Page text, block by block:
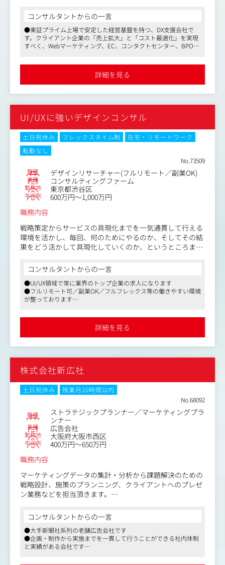
ンサルタント、医療従事者等）と協働する環境
●マーケターと並走し、各ステークホルダーに最適な情
報・薬剤・治療を届けることで、医療全体に貢献
【仕事内容（変更の範囲）】会社の定める業務
タを分析し、最新の分析スキルと課題発見・提案能力を伸
ばすことができる職種です。
入社後は分析を行う部分だけでなく、分析結果をクライア
ントへ報告する部分も担当いただき、
将来的にはクライアントとのコミュニケーション窓口とし
分も担当いただきます。
入社初日はオフィスへ出社となりますが、その後は基本在
【業務内容】
・CRMデータを対象としたSQLでの分析、Pythonを使った
機械学習モデルの構築
・分析アウトプットの作成、お客様への報告
・サイト改善後の効果測定の実施、お客様への報告
【入社後】
・合計50時間以上の課題設定、機械学習の専門研修を実施
・チーム配属後はアナリストとして既存案件のOJTで半年
程度実務経験を積みながらスキルを習得いただきます。
（既存案件の業界：通信、金融、通販など）
【仕事のやりがい、魅力】
課題に対応出来るデータサイエンティストとして成長でき
ます。
・最新の機械学習モデル構築（Amazon SageMaker）、SQ
L（SnowFlake）の実務活用ノウハウを習得できます。
提案を行い、効果測定まで担当するので自分の分析結果が
どれだけお客様の成果に繋がったか実感できます。
・物事を筋道立てて分析し、課題から対策を導くことで、
論理的思考が身につきます。
コンサルタントからの一言
●東証プライム上場で安定した経営基盤を持つ、DX支援会社で
す。クライアント企業の「売上拡大」と「コスト最適化」を実現
すべく、Webマーケティング、EC、コンタクトセンター、BPOな
ショナルクライアントとの取引が多数です
●平均残業時間は20～30h。福利厚生も整っており、育休・産休
からの復職率はなんと96 ％。ワークライフバランスを保ちなが
ら、長く働くことができる環境です
詳細を見る
UI/UXに強いデザインコンサル
土日祝休み フレックスタイム制
在宅・リモートワーク
転勤なし
No.73509
職種 デザインリサーチャー(フルリモート／副業OK)
業種 コンサルティングファーム
勤務地 東京都渋谷区
年収例
600万円～1,000万円
職務内容
戦略策定からサービスの具現化までを一気通貫して行える
環境を活かし、毎回、何のためにやるのか、そしてその結
果をどう活かして具現化していくのか、というところまで
リサーチ結果が誰にも使わないものにならないように、実
査においてもクライアントを巻き込んだり、リサーチ結果
をワークショップ形式でみっちり議論して咀嚼するなど、
成果に結びつくまでをクライアントとともに並走します。
その時々の目的に応じて、戦略、ブランディング、サービ
スデザインの指針となる方向性を示すための専門家とし
【仕事内容（変更の範囲）】
雇入れ直後：上記参照
変更の範囲：当社における各種業務全般
コンサルタントからの一言
●UI/UX領域で常に業界のトップ企業の求人になります
●フルリモート可／副業OK／フルフレックス等の働きやすい環境
が整っております
ど企業の経営層とコンサルティングする形で事業を拡大しており
詳細を見る
株式会社新広社
土日祝休み
残業月20時間以内
No.68092
職種
ストラテジックプランナー／マーケティングプラ
ンナー
業種 広告会社
勤務地 大阪府大阪市西区
年収例
400万円～650万円
職務内容
マーケティングデータの集計・分析から課題解決のための
戦略設計、施策のプランニング、クライアントへのプレゼ
ン業務などを担当頂きます。
＜具体的には＞
・データの定量・定性調査
・データを集計して分析・課題抽出
・課題解決のための戦略立案
・マーケティングデータの収集（自社調査・外部協力会社
コンサルタントからの一言
●大手新聞社系列の老舗広告会社です
●企画・制作から実施までを一貫して行うことができる社内体制
と実績がある会社です